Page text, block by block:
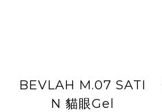
BEVLAH M.07 SATI
N 貓眼Gel